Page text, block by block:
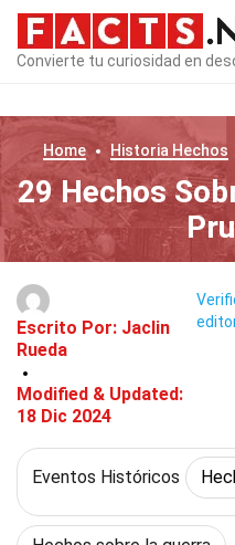
Convierte tu curiosidad en
Home Historia Hechos
29 Hechos
Escrito Por: Jaclin
Rueda
Modified & Updated:
18 Dic 2024
Eventos Históricos